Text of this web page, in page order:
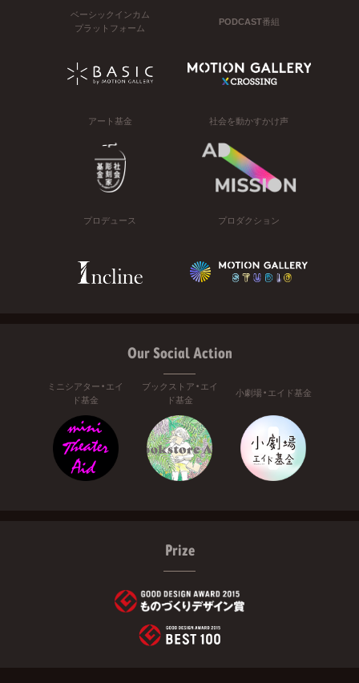
ベーシックインカム
プラットフォーム
PODCAST番組
アート基金 社会を動かすかけ声
プロデュース プロダクション
Our Social Action
ミニシアター・エイ
ド基金
ブックストア・エイ
ド基金
小劇場・エイド基金
Prize